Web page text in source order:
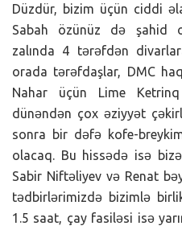
Düzdür, bizim üçün ciddi
Sabah özünüz də şahid
zalında 4 tərəfdən
orada tərəfdaşlar, DMC
Nahar üçün Lime
dünəndən çox əziyyət
sonra bir dəfə kofe-
olacaq. Bu hissədə isə
Sabir Niftəliyev və Renat
tədbirlərimizdə bizimlə
1.5 saat, çay fasiləsi isə